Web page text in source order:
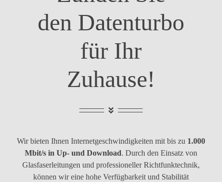
den Datenturbo
für Ihr
Zuhause!
Wir bieten Ihnen Internetgeschwindigkeiten mit bis zu 1.000
Mbit/s in Up- und Download. Durch den Einsatz von
Glasfaserleitungen und professioneller Richtfunktechnik,
können wir eine hohe Verfügbarkeit und Stabilität